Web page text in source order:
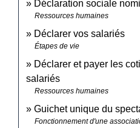
Déclaration sociale
Ressources humaines
Déclarer vos salariés
Étapes de vie
Déclarer et payer les
salariés
Ressources humaines
Guichet unique du
Fonctionnement d'une